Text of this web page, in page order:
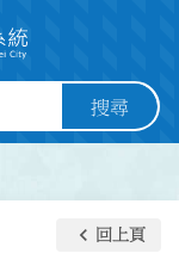
搜尋
keyboard_arrow_left 回上頁